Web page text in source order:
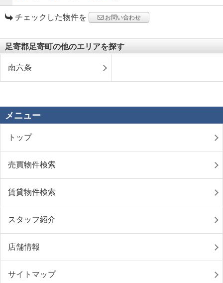
チェックした物件を お問い合わせ
足寄郡足寄町の他のエリアを探す
南六条
メニュー
トップ
売買物件検索
賃貸物件検索
スタッフ紹介
店舗情報
サイトマップ